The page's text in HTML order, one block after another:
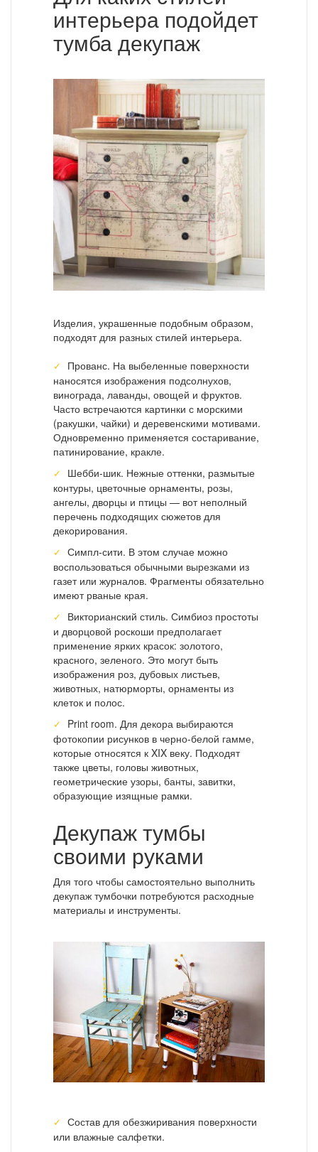
интерьера подойдет
тумба декупаж
Изделия, украшенные подобным образом,
подходят для разных стилей интерьера.
Прованс. На выбеленные поверхности
наносятся изображения подсолнухов,
винограда, лаванды, овощей и фруктов.
Часто встречаются картинки с морскими
(ракушки, чайки) и деревенскими мотивами.
Одновременно применяется состаривание,
патинирование, кракле.
Шебби-шик. Нежные оттенки, размытые
контуры, цветочные орнаменты, розы,
ангелы, дворцы и птицы — вот неполный
перечень подходящих сюжетов для
декорирования.
Симпл-сити. В этом случае можно
воспользоваться обычными вырезками из
газет или журналов. Фрагменты обязательно
имеют рваные края.
Викторианский стиль. Симбиоз простоты
и дворцовой роскоши предполагает
применение ярких красок: золотого,
красного, зеленого. Это могут быть
изображения роз, дубовых листьев,
животных, натюрморты, орнаменты из
клеток и полос.
Print room. Для декора выбираются
фотокопии рисунков в черно-белой гамме,
которые относятся к XIX веку. Подходят
также цветы, головы животных,
геометрические узоры, банты, завитки,
образующие изящные рамки.
Декупаж тумбы
своими руками
Для того чтобы самостоятельно выполнить
декупаж тумбочки потребуются расходные
материалы и инструменты.
Состав для обезжиривания поверхности
или влажные салфетки.